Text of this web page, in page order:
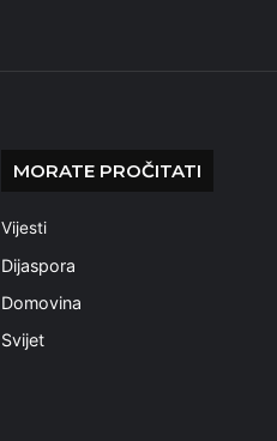
MORATE PROČITATI
Vijesti
Dijaspora
Domovina
Svijet